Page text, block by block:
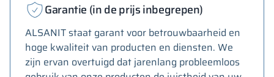
Garantie (in de prijs inbegrepen)
ALSANIT staat garant voor betrouwbaarheid en
hoge kwaliteit van producten en diensten. We
zijn ervan overtuigd dat jarenlang probleemloos